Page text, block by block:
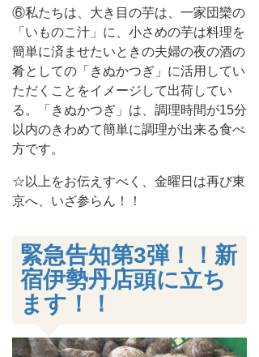
⑥私たちは、大き目の芋は、一家団欒の
「いものこ汁」に、小さめの芋は料理を
簡単に済ませたいときの夫婦の夜の酒の
肴としての「きぬかつぎ」に活用してい
ただくことをイメージして出荷してい
る。「きぬかつぎ」は、調理時間が15分
以内のきわめて簡単に調理が出来る食べ
方です。
☆以上をお伝えすべく、金曜日は再び東
京へ、いざ参らん！！
緊急告知第3弾！！新
宿伊勢丹店頭に立ち
ます！！